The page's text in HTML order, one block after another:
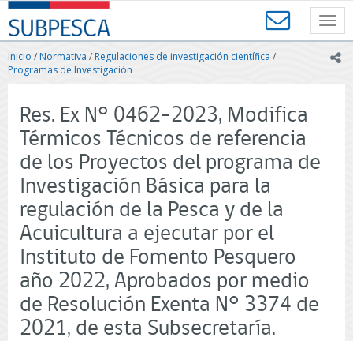
Contenido
principal
SUBPESCA
-
Subsecretaría
de
Acuicultura
-
Gobierno
de
Chile
Inicio /Normativa / Regulaciones de investigación científica /
Programas de Investigación
Res. Ex N° 0462-2023, Modifica
Térmicos Técnicos de referencia
de los Proyectos del programa de
Investigación Básica para la
regulación de la Pesca y de la
Acuicultura a ejecutar por el
Instituto de Fomento Pesquero
año 2022, Aprobados por medio
de Resolución Exenta N° 3374 de
2021, de esta Subsecretaría.